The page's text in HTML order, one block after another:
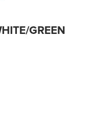
GREEN